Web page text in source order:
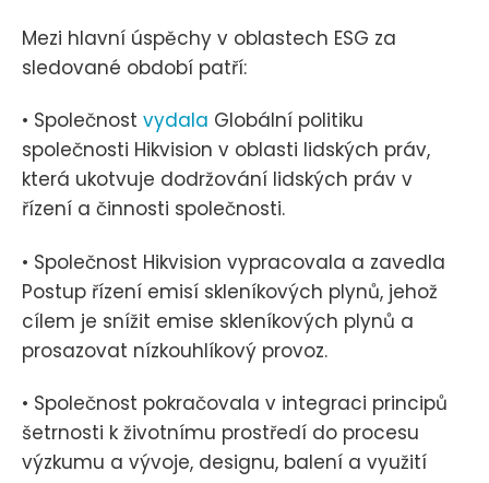
Mezi hlavní úspěchy v oblastech ESG za
sledované období patří:
• Společnost vydala Globální politiku
společnosti Hikvision v oblasti lidských práv,
která ukotvuje dodržování lidských práv v
řízení a činnosti společnosti.
• Společnost Hikvision vypracovala a zavedla
Postup řízení emisí skleníkových plynů, jehož
cílem je snížit emise skleníkových plynů a
prosazovat nízkouhlíkový provoz.
• Společnost pokračovala v integraci principů
šetrnosti k životnímu prostředí do procesu
výzkumu a vývoje, designu, balení a využití